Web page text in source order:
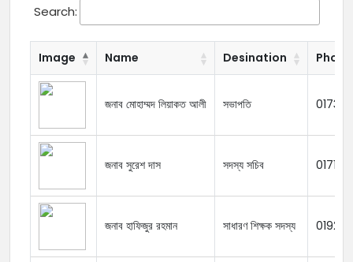
Search:
Image Name Desination Phone
জনাব মোহাম্মদ লিয়াকত আলী সভাপতি
জনাব সুরেশ দাস সদস্য সচিব
জনাব হাফিজুর রহমান সাধারণ শিক্ষক সদস্য